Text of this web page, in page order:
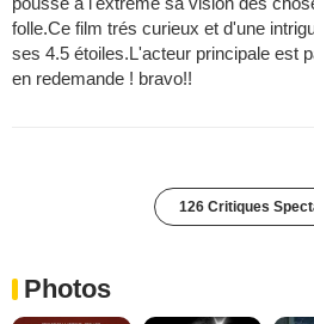
folle.Ce film trés curieux et d'une
ses 4.5 étoiles.L'acteur principale est
en redemande ! bravo!!
126 Critiques
Photos